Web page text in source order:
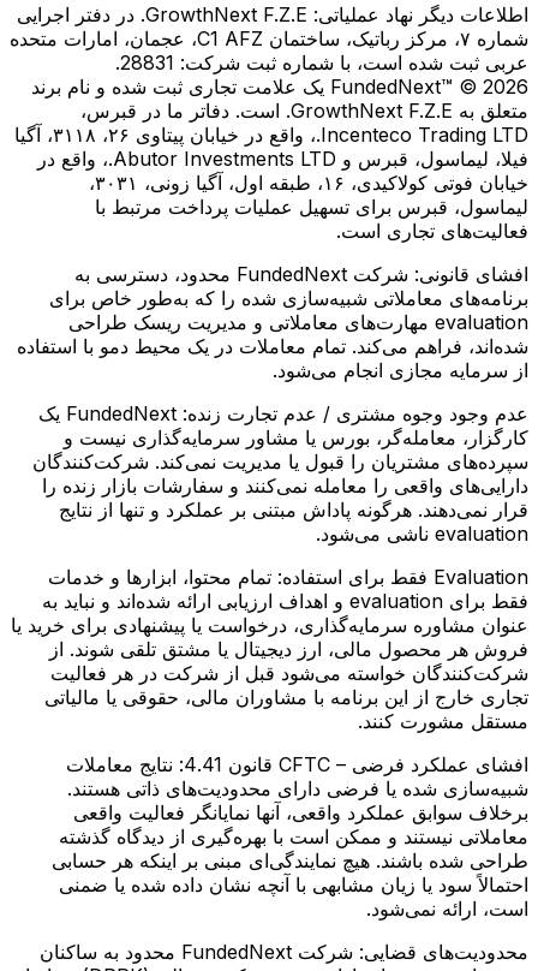
اطلاعات دیگر نهاد عملیاتی:
GrowthNext F.Z.E. در دفتر اجرایی
شماره ۷، مرکز رباتیک، ساختمان C1 AFZ، عجمان، امارات متحده
عربی ثبت شده است، با شماره ثبت شرکت: 28831.
FundedNext™ © 2026 یک علامت تجاری ثبت شده و نام برند
متعلق به GrowthNext F.Z.E. است. دفاتر ما در قبرس،
Incenteco Trading LTD.، واقع در خیابان پیتاوی ۲۶، ۳۱۱۸، آگیا
فیلا، لیماسول، قبرس و Abutor Investments LTD.، واقع در
خیابان فوتی کولاكیدی، ۱۶، طبقه اول، آگیا زونی، ۳۰۳۱،
لیماسول، قبرس برای تسهیل عملیات پرداخت مرتبط با
فعالیت‌های تجاری است.
افشای قانونی:
شرکت FundedNext محدود، دسترسی به
برنامه‌های معاملاتی شبیه‌سازی شده را که به‌طور خاص برای
evaluation مهارت‌های معاملاتی و مدیریت ریسک طراحی
شده‌اند، فراهم می‌کند. تمام معاملات در یک محیط دمو با استفاده
از سرمایه مجازی انجام می‌شود.
عدم وجود وجوه مشتری / عدم تجارت زنده:
FundedNext یک
کارگزار، معامله‌گر، بورس یا مشاور سرمایه‌گذاری نیست و
سپرده‌های مشتریان را قبول یا مدیریت نمی‌کند. شرکت‌کنندگان
دارایی‌های واقعی را معامله نمی‌کنند و سفارشات بازار زنده را
قرار نمی‌دهند. هرگونه پاداش مبتنی بر عملکرد و تنها از نتایج
evaluation ناشی می‌شود.
Evaluation فقط برای استفاده:
تمام محتوا، ابزارها و خدمات
فقط برای evaluation و اهداف ارزیابی ارائه شده‌اند و نباید به
عنوان مشاوره سرمایه‌گذاری، درخواست یا پیشنهادی برای خرید یا
فروش هر محصول مالی، ارز دیجیتال یا مشتق تلقی شوند. از
شرکت‌کنندگان خواسته می‌شود قبل از شرکت در هر فعالیت
تجاری خارج از این برنامه با مشاوران مالی، حقوقی یا مالیاتی
مستقل مشورت کنند.
افشای عملکرد فرضی – CFTC قانون 4.41:
نتایج معاملات
شبیه‌سازی شده یا فرضی دارای محدودیت‌های ذاتی هستند.
برخلاف سوابق عملکرد واقعی، آنها نمایانگر فعالیت واقعی
معاملاتی نیستند و ممکن است با بهره‌گیری از دیدگاه گذشته
طراحی شده باشند. هیچ نمایندگی‌ای مبنی بر اینکه هر حسابی
احتمالاً سود یا زیان مشابهی با آنچه نشان داده شده یا ضمنی
است، ارائه نمی‌شود.
محدودیت‌های قضایی:
شرکت FundedNext محدود به ساکنان